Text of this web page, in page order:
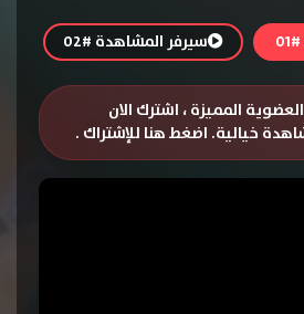
سيرفر المشاهدة #02
المميزة ، اشترك الان
خيالية. اضغط هنا للإشتراك .